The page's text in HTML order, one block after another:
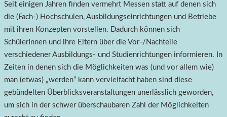
Seit einigen Jahren finden vermehrt Messen statt auf denen sich
die (Fach-) Hochschulen, Ausbildungseinrichtungen und Betriebe
mit ihren Konzepten vorstellen. Dadurch können sich
SchülerInnen und ihre Eltern über die Vor-/Nachteile
verschiedener Ausbildungs- und Studienrichtungen informieren. In
Zeiten in denen sich die Möglichkeiten was (und vor allem wie)
man (etwas) „werden“ kann vervielfacht haben sind diese
gebündelten Überblicksveranstaltungen unerlässlich geworden,
um sich in der schwer überschaubaren Zahl der Möglichkeiten